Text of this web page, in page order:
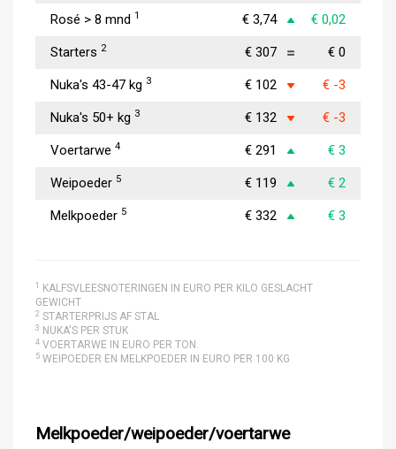
Rosé > 8 mnd 1 € 3,74 € 0,02
Starters 2 € 307 € 0
Nuka's 43-47 kg 3 € 102 € -3
Nuka's 50+ kg 3 € 132 € -3
Voertarwe 4 € 291 € 3
Weipoeder 5 € 119 € 2
Melkpoeder 5 € 332 € 3
1
KALFSVLEESNOTERINGEN IN EURO PER KILO GESLACHT
GEWICHT
2 STARTERPRIJS AF STAL
3 NUKA'S PER STUK
4 VOERTARWE IN EURO PER TON.
5 WEIPOEDER EN MELKPOEDER IN EURO PER 100 KG
Melkpoeder/weipoeder/voertarwe